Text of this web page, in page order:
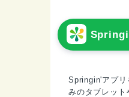
Springin'アプリ
みのタブレット